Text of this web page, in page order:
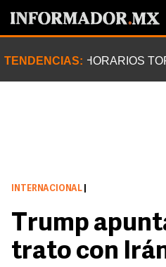
TENDENCIAS: HORARIOS
INTERNACIONAL
Trump
trato con